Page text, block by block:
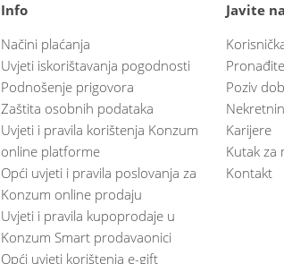
Info
Načini plaćanja
Uvjeti iskorištavanja pogodnosti
Podnošenje prigovora
Zaštita osobnih podataka
Uvjeti i pravila korištenja Konzum
online platforme
Opći uvjeti i pravila poslovanja za
Konzum online prodaju
Uvjeti i pravila kupoprodaje u
Konzum Smart prodavaonici
Opći uvjeti korištenja e-gift
Javite
Poziv
Karijere
Kutak za
Kontakt